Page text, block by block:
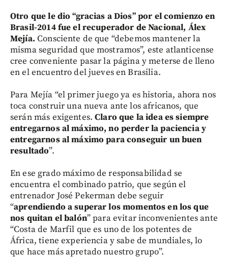
Otro que le dio “gracias a Dios” por el comienzo en
Brasil-2014 fue el recuperador de Nacional, Álex
Mejía. Consciente de que “debemos mantener la
misma seguridad que mostramos”, este atlanticense
cree conveniente pasar la página y meterse de lleno
en el encuentro del jueves en Brasilia.
Para Mejía “el primer juego ya es historia, ahora nos
toca construir una nueva ante los africanos, que
serán más exigentes.Claro que la idea es siempre
entregarnos al máximo, no perder la paciencia y
entregarnos al máximo para conseguir un buen
resultado”.
En ese grado máximo de responsabilidad se
encuentra el combinado patrio, que según el
entrenador José Pekerman debe seguir
“aprendiendo a superar los momentos en los que
nos quitan el balón” para evitar inconvenientes ante
“Costa de Marfil que es uno de los potentes de
África, tiene experiencia y sabe de mundiales, lo
que hace más apretado nuestro grupo”.